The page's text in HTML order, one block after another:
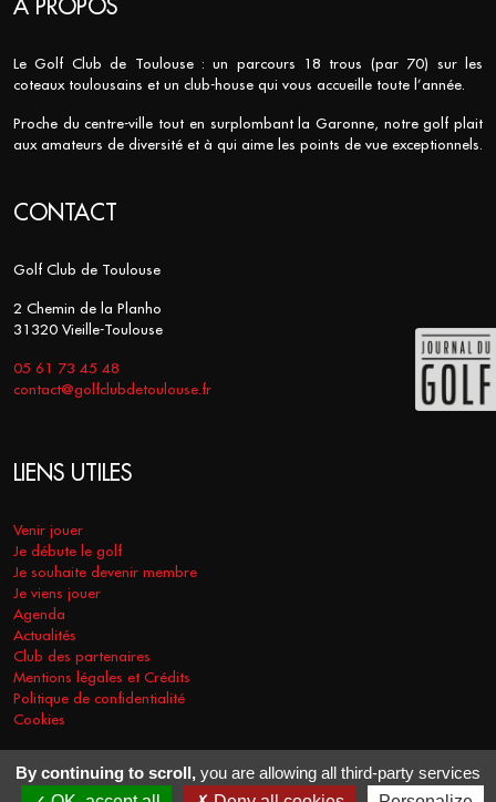
A PROPOS
Le Golf Club de Toulouse : un parcours 18 trous (par 70) sur les
coteaux toulousains et un club-house qui vous accueille toute l’année.
Proche du centre-ville tout en surplombant la Garonne, notre golf plait
aux amateurs de diversité et à qui aime les points de vue exceptionnels.
CONTACT
Golf Club de Toulouse
2 Chemin de la Planho
31320 Vieille-Toulouse
05 61 73 45 48
contact@golfclubdetoulouse.fr
LIENS UTILES
Venir jouer
Je débute le golf
Je souhaite devenir membre
Je viens jouer
Agenda
Actualités
Club des partenaires
Mentions légales et Crédits
Politique de confidentialité
Cookies
COPYRIGHT © 2026 - GOLF CLUB DE TOULOUSE. TOUS DROITS
By continuing to scroll, you are allowing all third-party services